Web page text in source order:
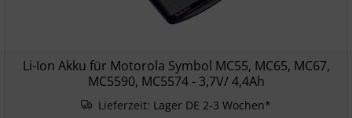
Li-Ion Akku für Motorola Symbol MC55, MC65, MC67,
MC5590, MC5574 - 3,7V/ 4,4Ah
Lieferzeit: Lager DE 2-3 Wochen*